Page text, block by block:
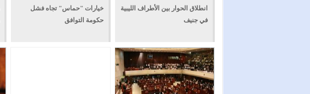
انطلاق الحوار بين الأطراف الليبية
في جنيف
خيارات "حماس" تجاه فشل
حكومة التوافق